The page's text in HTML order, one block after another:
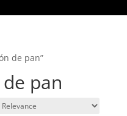
de pan”
pan